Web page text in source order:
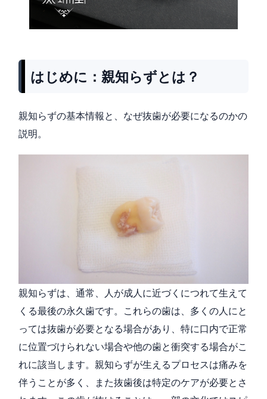
はじめに：親知らずとは？
親知らずの基本情報と、なぜ抜歯が必要になるのかの
説明。
親知らずは、通常、人が成人に近づくにつれて生えて
くる最後の永久歯です。これらの歯は、多くの人にと
っては抜歯が必要となる場合があり、特に口内で正常
に位置づけられない場合や他の歯と衝突する場合がこ
れに該当します。親知らずが生えるプロセスは痛みを
伴うことが多く、また抜歯後は特定のケアが必要とさ